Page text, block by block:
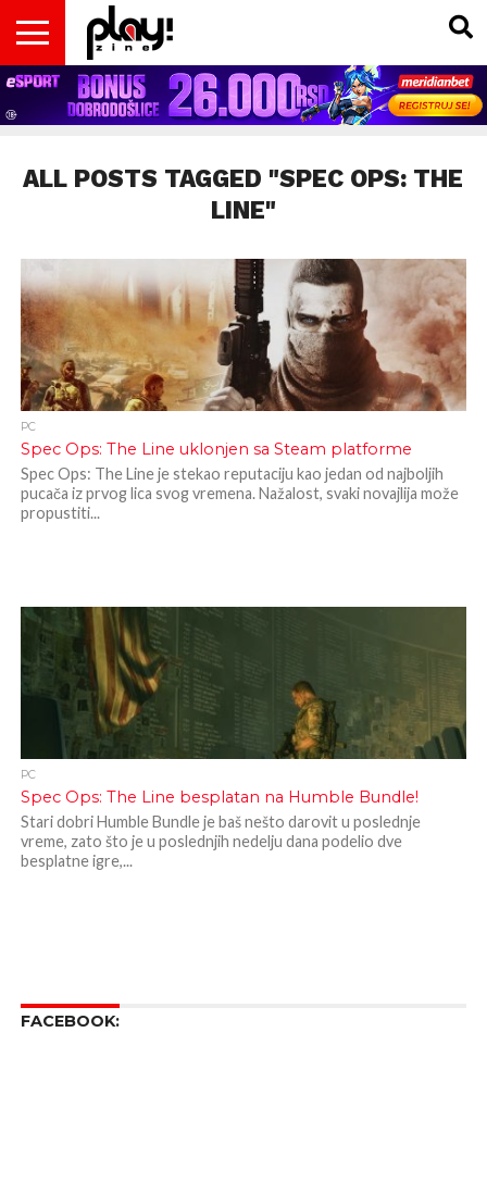
VESTI
MAGAZIN
PLAY!RETRO
PLAY!CAST
PLAY!CON
PLAY!BIZ
INSIDER
OPISI
IGARA
DOMAĆA
SCENA
INTERVJUI
GADGETS
FILM
& TV
KOLUMNE
ALL POSTS TAGGED "SPEC OPS: THE
LINE"
PC
Spec Ops: The Line uklonjen sa Steam platforme
Spec Ops: The Line je stekao reputaciju kao jedan od najboljih
pucača iz prvog lica svog vremena. Nažalost, svaki novajlija može
propustiti...
PC
Spec Ops: The Line besplatan na Humble Bundle!
Stari dobri Humble Bundle je baš nešto darovit u poslednje
vreme, zato što je u poslednjih nedelju dana podelio dve
besplatne igre,...
FACEBOOK: